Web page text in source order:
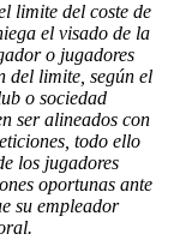
limite del coste de
el visado de la
o jugadores
del limite, según el
o sociedad
ser alineados con
todo ello
los jugadores
oportunas ante
su empleador